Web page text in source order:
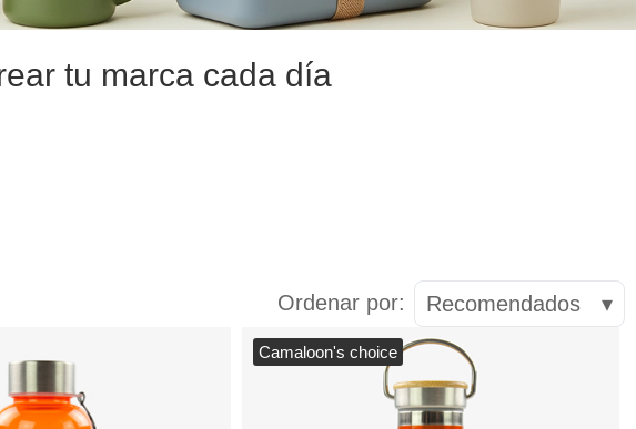
tu marca cada día
Ordenar por: Recomendados ▾
Camaloon's choice